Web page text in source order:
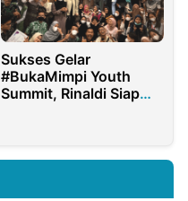
Sukses Gelar
#BukaMimpi Youth
Summit, Rinaldi Siap